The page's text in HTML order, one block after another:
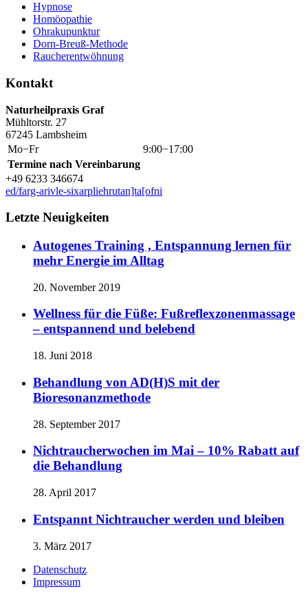
Hypnose
Homöopathie
Ohrakupunktur
Dorn-Breuß-Methode
Raucherentwöhnung
Kontakt
Naturheilpraxis Graf
Mühltorstr. 27
67245 Lambsheim
Mo−Fr
9:00−17:00
Termine nach Vereinbarung
+49 6233 346674
ed/farg-arivle-sixarpliehrutan]ta[ofni
Letzte Neuigkeiten
Autogenes Training , Entspannung lernen für
mehr Energie im Alltag
20. November 2019
Wellness für die Füße: Fußreflexzonenmassage
– entspannend und belebend
18. Juni 2018
Behandlung von AD(H)S mit der
Bioresonanzmethode
28. September 2017
Nichtraucherwochen im Mai – 10% Rabatt auf
die Behandlung
28. April 2017
Entspannt Nichtraucher werden und bleiben
3. März 2017
Datenschutz
Impressum